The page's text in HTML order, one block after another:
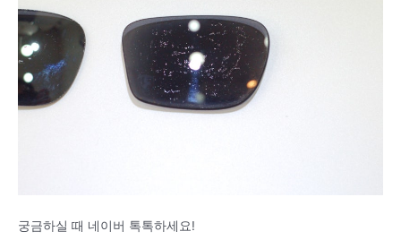
궁금하실 때 네이버 톡톡하세요!